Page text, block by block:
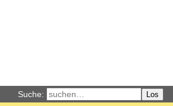
Suche: Los